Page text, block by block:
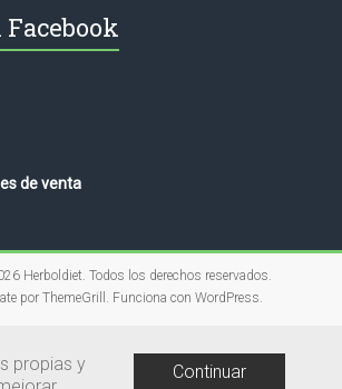
de venta
Herboldiet. Todos los derechos reservados.
por ThemeGrill. Funciona conWordPress.
propias y
Continuar